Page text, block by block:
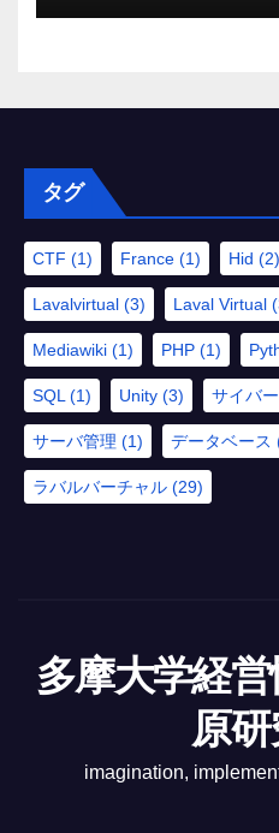
タグ
CTF (1) France (1) Hid (2)
Lavalvirtual (3) Laval Virtual
Mediawiki (1) PHP (1)
SQL (1) Unity (3) サイバ
サーバ管理 (1) データベース
ラバルバーチャル (29)
多摩大学経
原
imagination,